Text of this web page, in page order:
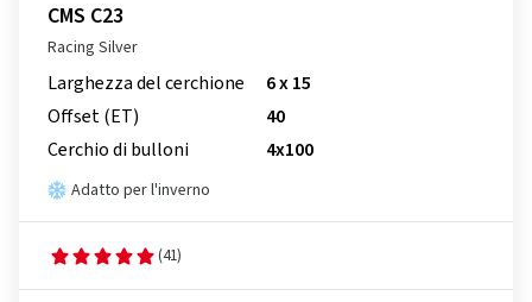
CMS C23
Racing Silver
Larghezza del cerchione
6 x 15
Offset (ET)
40
Cerchio di bulloni
4x100
Adatto per l'inverno
(41)